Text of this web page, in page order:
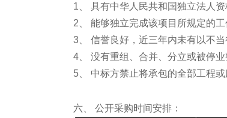
1、 具有中华人民共和国独立法人
2、 能够独立完成该项目所规定的工
3、 信誉良好，近三年内未有以不
4、 没有重组、合并、分立或被停
5、 中标方禁止将承包的全部工程
六、 公开采购时间安排：